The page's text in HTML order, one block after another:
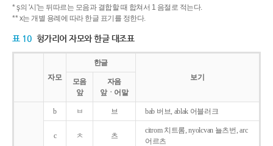
* ş의 '시'는 뒤따르는 모음과 결합할 때 합쳐서 1 음절로 적는다.
** x는 개별 용례에 따라 한글 표기를 정한다.
표 10 헝가리어 자모와 한글 대조표
자모
한글
보기
모음
앞
자음
앞ㆍ어말
b ㅂ 브 bab 버브, ablak 어블러크
c ㅊ 츠
citrom 치트롬, nyolcvan 뇰츠번, arc
어르츠